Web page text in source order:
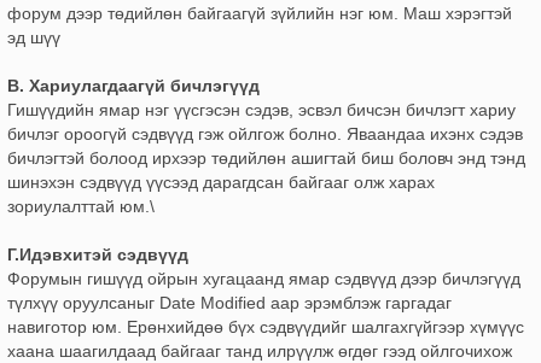
форум дээр төдийлөн байгаагүй зүйлийн нэг юм. Маш хэрэгтэй
эд шүү
В. Хариулагдаагүй бичлэгүүд
Гишүүдийн ямар нэг үүсгэсэн сэдэв, эсвэл бичсэн бичлэгт хариу
бичлэг ороогүй сэдвүүд гэж ойлгож болно. Яваандаа ихэнх сэдэв
бичлэгтэй болоод ирхээр төдийлөн ашигтай биш боловч энд тэнд
шинэхэн сэдвүүд үүсээд дарагдсан байгааг олж харах
зориулалттай юм.\
Г.Идэвхитэй сэдвүүд
Форумын гишүүд ойрын хугацаанд ямар сэдвүүд дээр бичлэгүүд
түлхүү оруулсаныг Date Modified аар эрэмблэж гаргадаг
навиготор юм. Ерөнхийдөө бүх сэдвүүдийг шалгахгүйгээр хүмүүс
хаана шаагилдаад байгааг танд илрүүлж өгдөг гээд ойлгочихож